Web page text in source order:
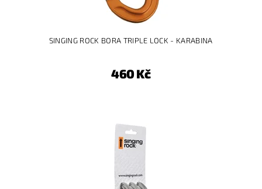
SINGING ROCK BORA TRIPLE LOCK - KARABINA
460 Kč